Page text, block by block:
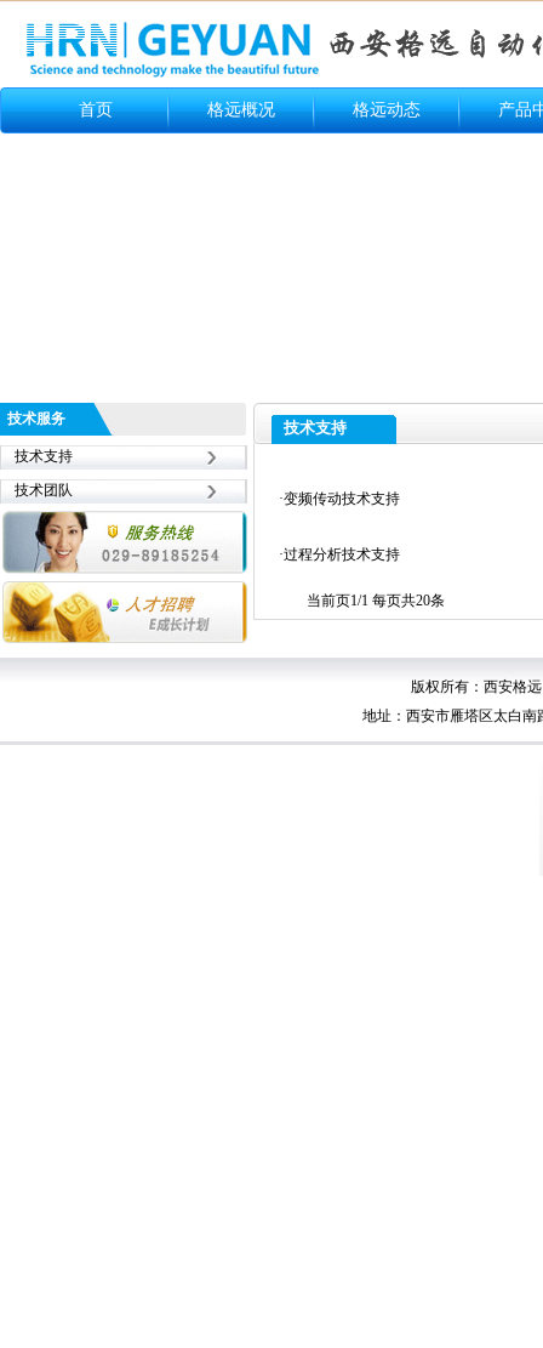
首页 格远概况 格远动态 产品
技术服务
技术支持
技术团队
技术支持
·变频传动技术支持
·过程分析技术支持
当前页1/1 每页共20条
版权所有：西安格
地址：西安市雁塔区太白